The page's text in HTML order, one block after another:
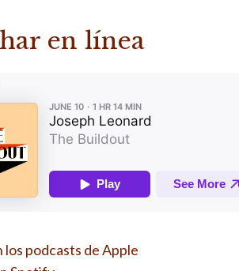
en línea
los podcasts de Apple